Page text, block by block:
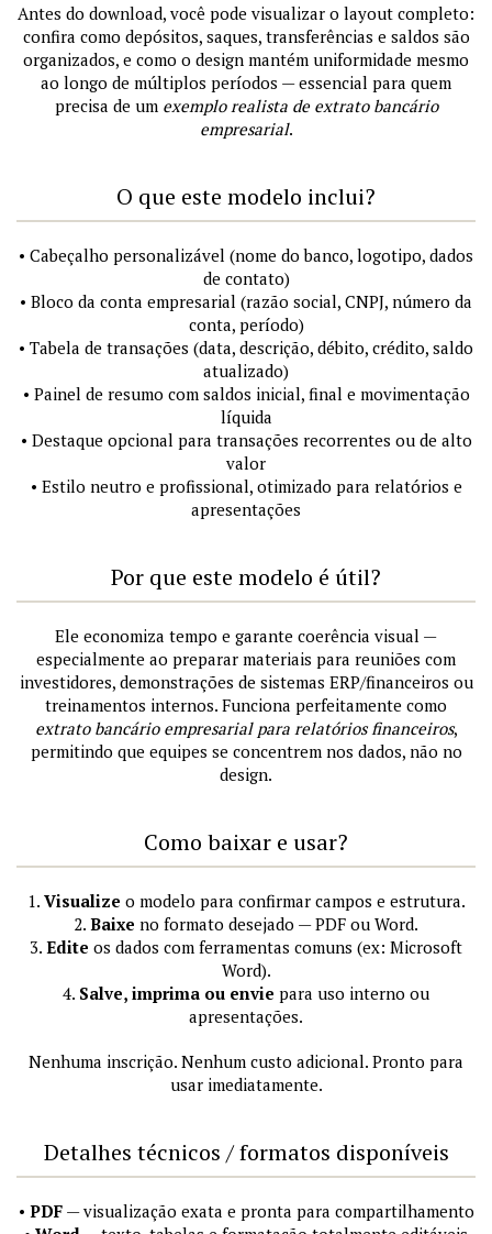
Antes do download, você pode visualizar o layout completo:
confira como depósitos, saques, transferências e saldos são
organizados, e como o design mantém uniformidade mesmo
ao longo de múltiplos períodos — essencial para quem
precisa de um exemplo realista de extrato bancário
empresarial.
O que este modelo inclui?
• Cabeçalho personalizável (nome do banco, logotipo, dados
de contato)
• Bloco da conta empresarial (razão social, CNPJ, número da
conta, período)
• Tabela de transações (data, descrição, débito, crédito, saldo
atualizado)
• Painel de resumo com saldos inicial, final e movimentação
líquida
• Destaque opcional para transações recorrentes ou de alto
valor
• Estilo neutro e profissional, otimizado para relatórios e
apresentações
Por que este modelo é útil?
Ele economiza tempo e garante coerência visual —
especialmente ao preparar materiais para reuniões com
investidores, demonstrações de sistemas ERP/financeiros ou
treinamentos internos. Funciona perfeitamente como
extrato bancário empresarial para relatórios financeiros,
permitindo que equipes se concentrem nos dados, não no
design.
Como baixar e usar?
1. Visualize o modelo para confirmar campos e estrutura.
2. Baixe no formato desejado — PDF ou Word.
3. Edite os dados com ferramentas comuns (ex: Microsoft
Word).
4. Salve, imprima ou envie para uso interno ou
apresentações.
Nenhuma inscrição. Nenhum custo adicional. Pronto para
usar imediatamente.
Detalhes técnicos / formatos disponíveis
• PDF— visualização exata e pronta para compartilhamento